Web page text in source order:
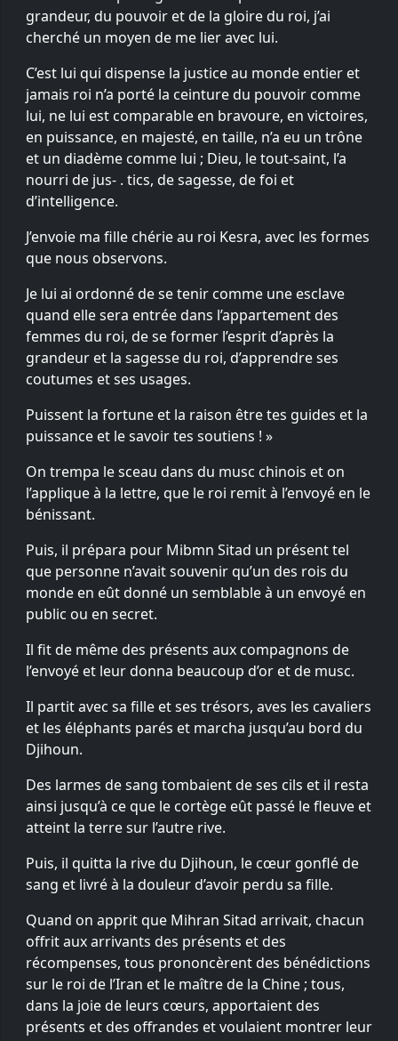
grandeur, du pouvoir et de la gloire du roi, j’ai
cherché un moyen de me lier avec lui.
C’est lui qui dispense la justice au monde entier et
jamais roi n’a porté la ceinture du pouvoir comme
lui, ne lui est comparable en bravoure, en victoires,
en puissance, en majesté, en taille, n’a eu un trône
et un diadème comme lui ; Dieu, le tout-saint, l’a
nourri de jus- . tics, de sagesse, de foi et
d’intelligence.
J’envoie ma fille chérie au roi Kesra, avec les formes
que nous observons.
Je lui ai ordonné de se tenir comme une esclave
quand elle sera entrée dans l’appartement des
femmes du roi, de se former l’esprit d’après la
grandeur et la sagesse du roi, d’apprendre ses
coutumes et ses usages.
Puissent la fortune et la raison être tes guides et la
puissance et le savoir tes soutiens ! »
On trempa le sceau dans du musc chinois et on
l’applique à la lettre, que le roi remit à l’envoyé en le
bénissant.
Puis, il prépara pour Mibmn Sitad un présent tel
que personne n’avait souvenir qu’un des rois du
monde en eût donné un semblable à un envoyé en
public ou en secret.
Il fit de même des présents aux compagnons de
l’envoyé et leur donna beaucoup d’or et de musc.
Il partit avec sa fille et ses trésors, aves les cavaliers
et les éléphants parés et marcha jusqu’au bord du
Djihoun.
Des larmes de sang tombaient de ses cils et il resta
ainsi jusqu’à ce que le cortège eût passé le fleuve et
atteint la terre sur l’autre rive.
Puis, il quitta la rive du Djihoun, le cœur gonflé de
sang et livré à la douleur d’avoir perdu sa fille.
Quand on apprit que Mihran Sitad arrivait, chacun
offrit aux arrivants des présents et des
récompenses, tous prononcèrent des bénédictions
sur le roi de l’Iran et le maître de la Chine ; tous,
dans la joie de leurs cœurs, apportaient des
présents et des offrandes et voulaient montrer leur